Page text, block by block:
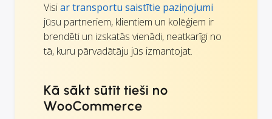
Visiar transportu saistītie paziņojumi
jūsu partneriem, klientiem un kolēģiem ir
brendēti un izskatās vienādi, neatkarīgi no
tā, kuru pārvadātāju jūs izmantojat.
Kā sākt sūtīt tieši no
WooCommerce